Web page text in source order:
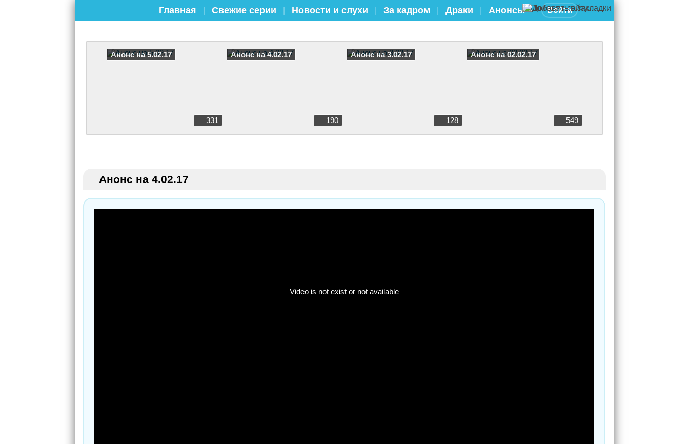
Главная Свежие серии Новости и слухи За кадром Драки Анонсы Войти
Анонс на 5.02.17
331
Анонс на 4.02.17
190
Анонс на 3.02.17
128
Анонс на 02.02.17
549
Анонс на 4.02.17